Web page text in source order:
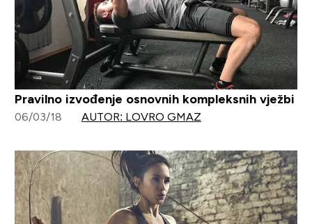
Pravilno izvođenje osnovnih kompleksnih vježbi
06/03/18 AUTOR: LOVRO GMAZ